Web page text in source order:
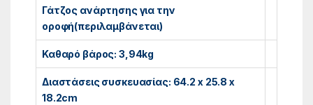
Γάτζος ανάρτησης για την
οροφή(περιλαμβάνεται)
Καθαρό βάρος: 3,94kg
Διαστάσεις συσκευασίας: 64.2 x 25.8 x
18.2cm